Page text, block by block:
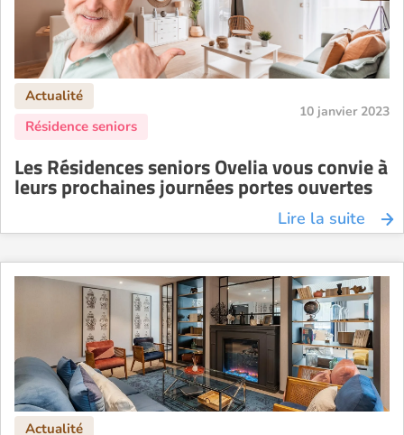
10 janvier 2023
Les Résidences seniors Ovelia vous convie à
leurs prochaines journées portes ouvertes
Lire la suite